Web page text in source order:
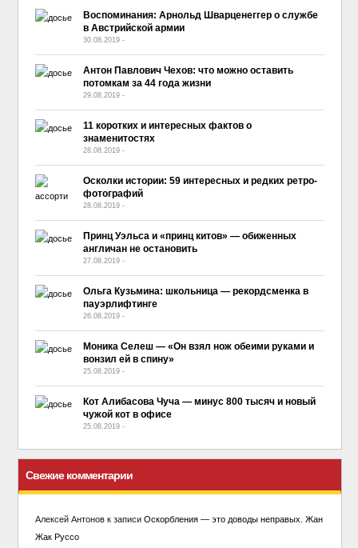
Воспоминания: Арнольд Шварценеггер о службе
в Австрийской армии
30.08.2019 -
Антон Павлович Чехов: что можно оставить
потомкам за 44 года жизни
29.08.2019 -
11 коротких и интересных фактов о
знаменитостях
28.08.2019 -
Осколки истории: 59 интересных и редких ретро-
фотографий
28.08.2019 -
Принц Уэльса и «принц китов» — обиженных
англичан не остановить
27.08.2019 -
Ольга Кузьмина: школьница — рекордсменка в
пауэрлифтинге
26.08.2019 -
Моника Селеш — «Он взял нож обеими руками и
вонзил ей в спину»
25.08.2019 -
Кот Алибасова Чуча — минус 800 тысяч и новый
чужой кот в офисе
25.08.2019 -
Свежие комментарии
Алексей Антоновк записи Оскорбления — это доводы неправых. Жан
Жак Руссо